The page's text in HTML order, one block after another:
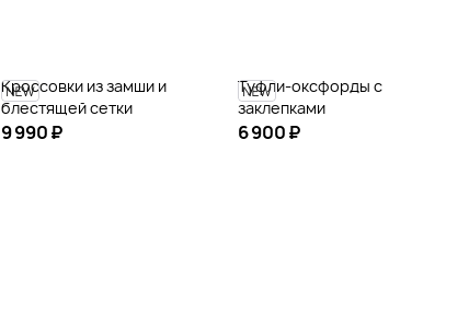
Кроссовки из замши и
блестящей сетки
9 990 ₽
Туфли-оксфорды с
заклепками
6 900 ₽